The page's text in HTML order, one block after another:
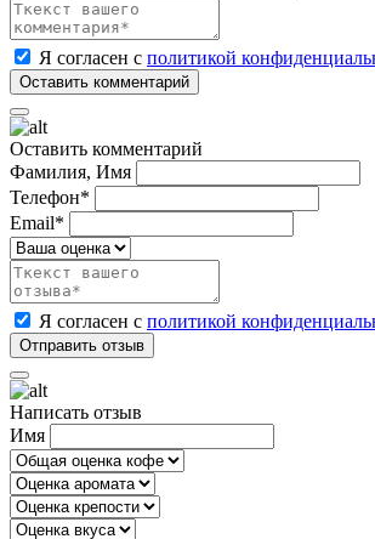
Я согласен с политикой
Оставить комментарий
Фамилия, Имя
Телефон*
Email*
Я согласен с политикой
Написать отзыв
Имя